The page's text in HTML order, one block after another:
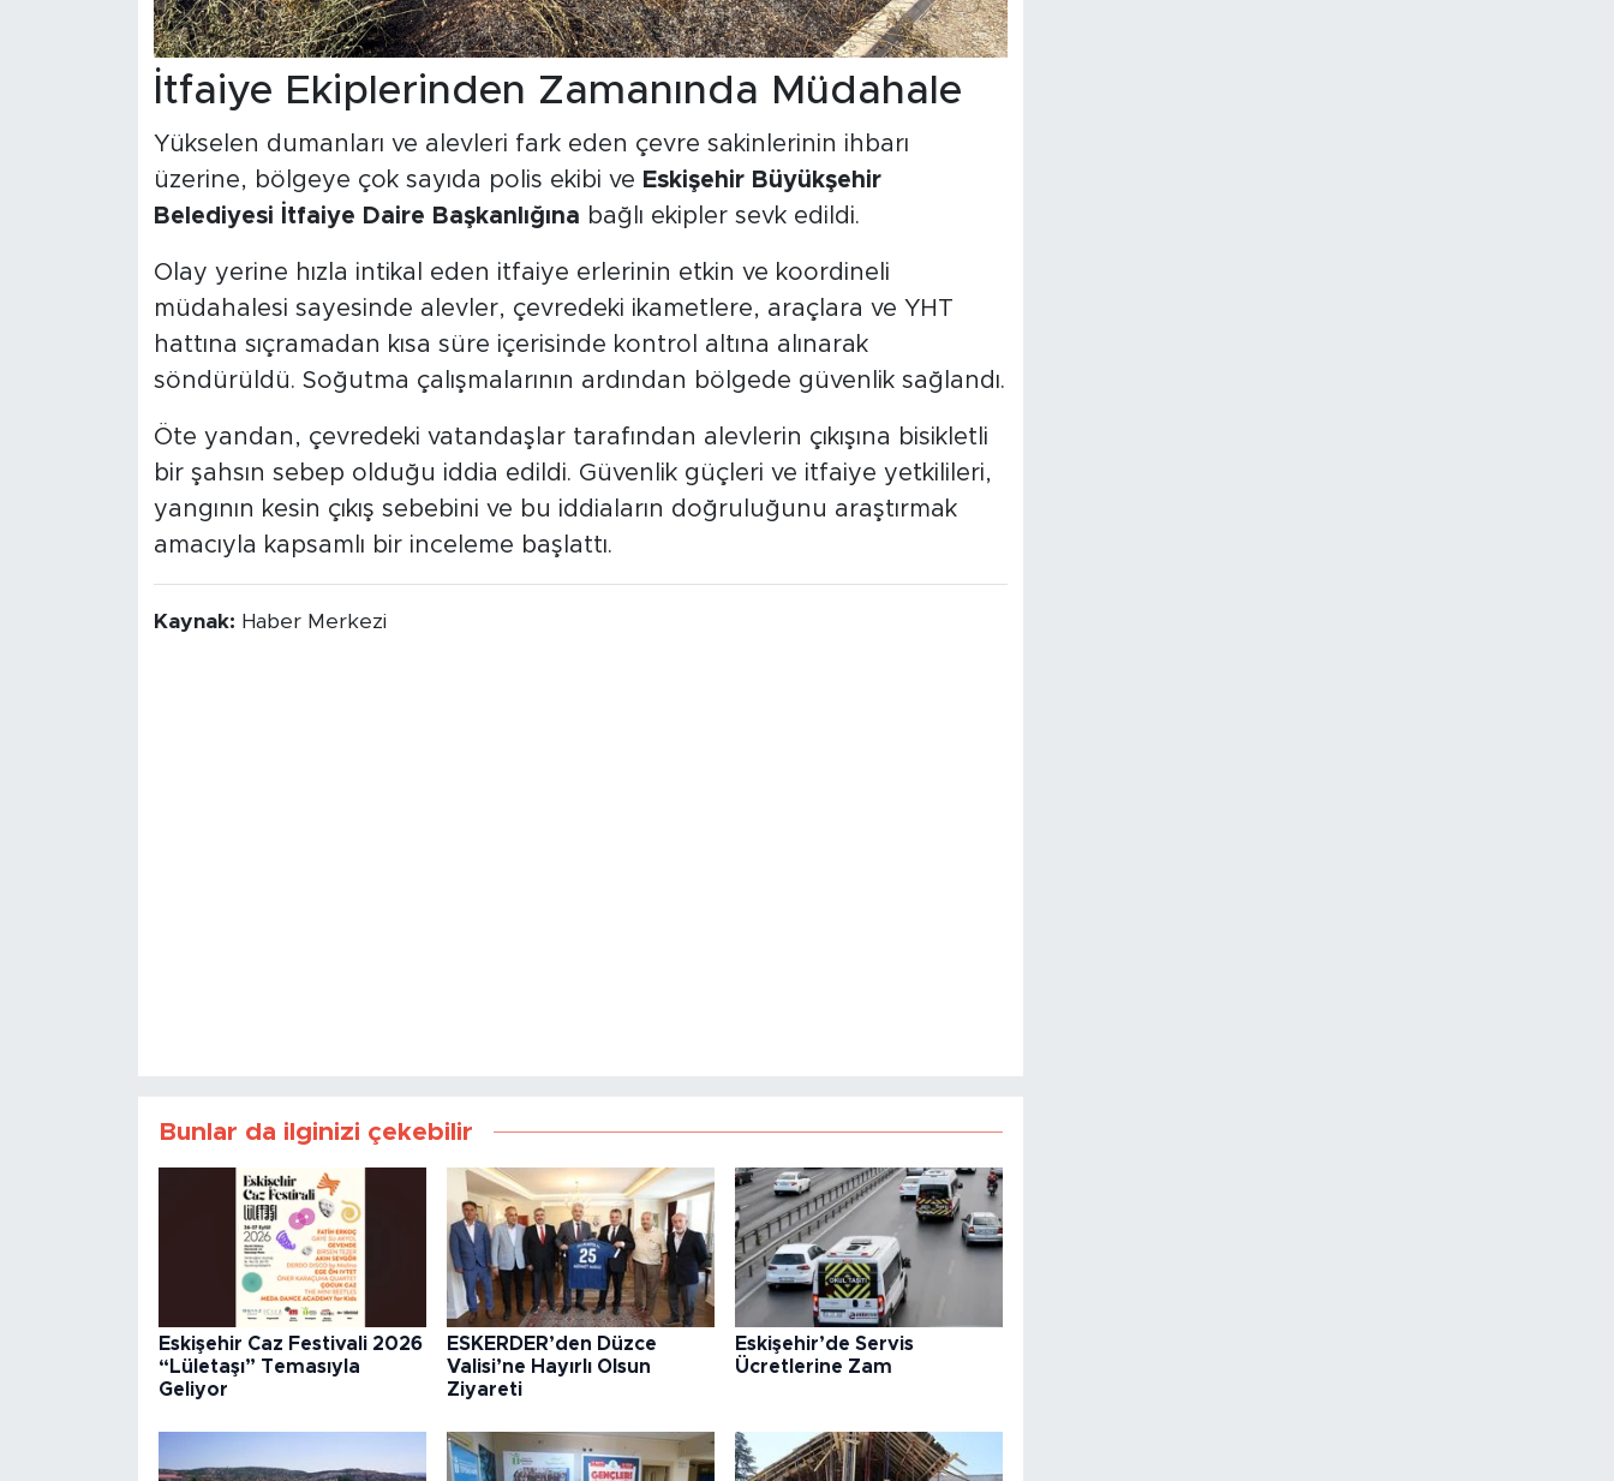
İtfaiye Ekiplerinden Zamanında Müdahale
Yükselen dumanları ve alevleri fark eden çevre sakinlerinin ihbarı
üzerine, bölgeye çok sayıda polis ekibi ve Eskişehir Büyükşehir
Belediyesi İtfaiye Daire Başkanlığına bağlı ekipler sevk edildi.
Olay yerine hızla intikal eden itfaiye erlerinin etkin ve koordineli
müdahalesi sayesinde alevler, çevredeki ikametlere, araçlara ve YHT
hattına sıçramadan kısa süre içerisinde kontrol altına alınarak
söndürüldü. Soğutma çalışmalarının ardından bölgede güvenlik sağlandı.
Öte yandan, çevredeki vatandaşlar tarafından alevlerin çıkışına bisikletli
bir şahsın sebep olduğu iddia edildi. Güvenlik güçleri ve itfaiye yetkilileri,
yangının kesin çıkış sebebini ve bu iddiaların doğruluğunu araştırmak
amacıyla kapsamlı bir inceleme başlattı.
Kaynak: Haber Merkezi
Bunlar da ilginizi çekebilir
Eskişehir Caz Festivali 2026
“Lületaşı” Temasıyla
Geliyor
ESKERDER’den Düzce
Valisi’ne Hayırlı Olsun
Ziyareti
Eskişehir’de Servis
Ücretlerine Zam